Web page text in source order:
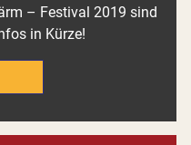
– Festival 2019 sind
in Kürze!